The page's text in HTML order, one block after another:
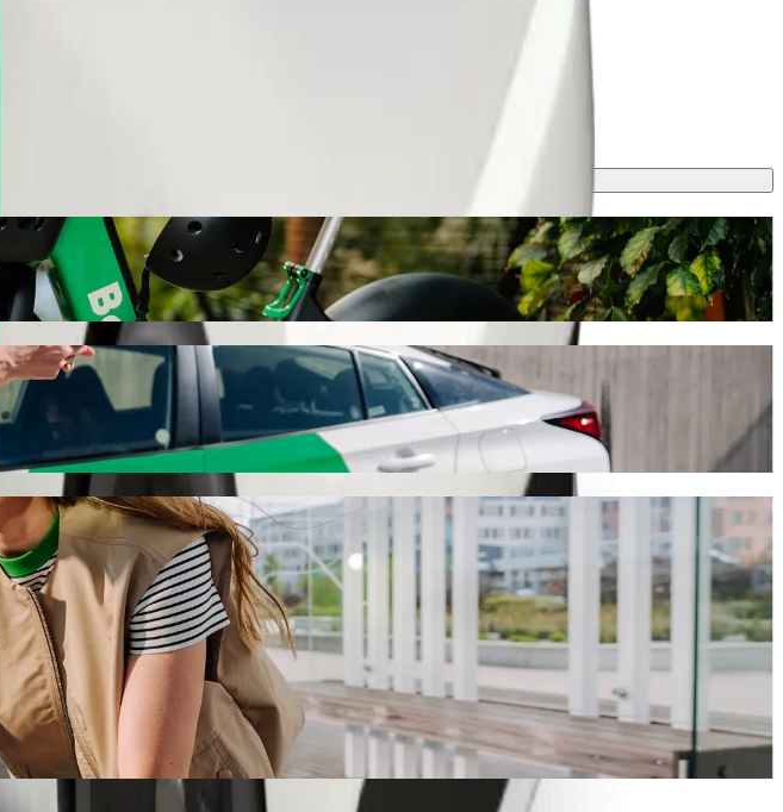
Bolt-ით
გადაადგილების საუკეთესო გზას. Bolt-თან ერთად ეს მგზავრობა დაახლოებით 8 წთ
ავტომობილს მოვძებნით.
მდე მისასვლელად
წაყვანა შეიძლება.